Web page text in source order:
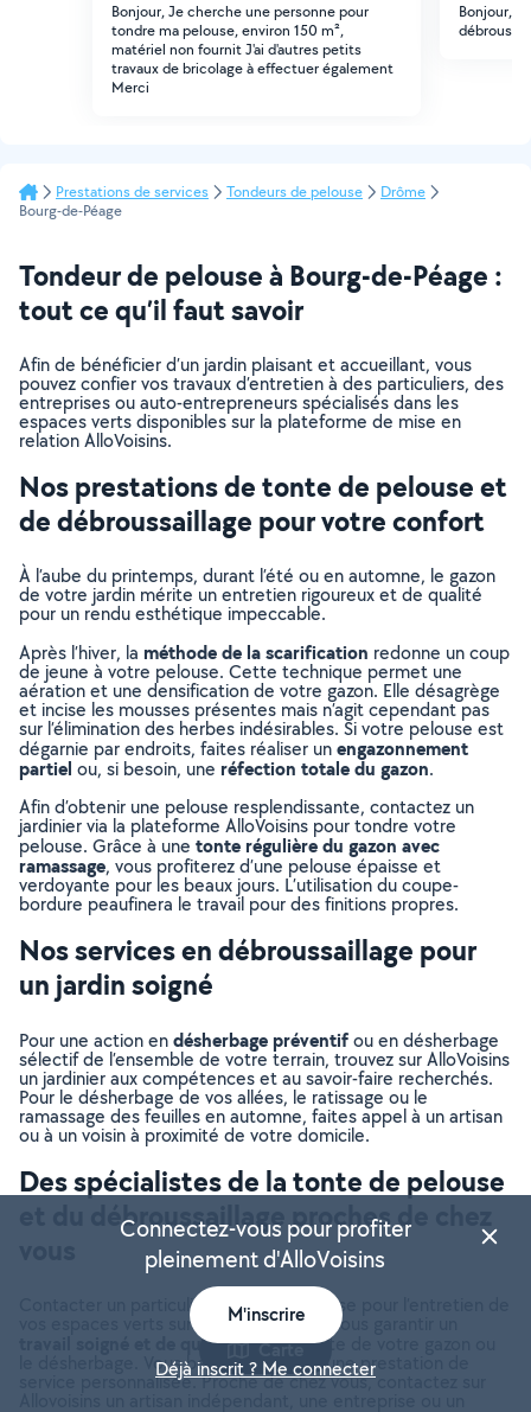
Bonjour, Je cherche une personne pour
tondre ma pelouse, environ 150 m²,
matériel non fournit J'ai d'autres petits
travaux de bricolage à effectuer également
Merci
Bonjour,
Prestations de services Tondeurs de pelouse
Drôme
Bourg-de-Péage
Tondeur de pelouse à Bourg-de-Péage :
tout ce qu’il faut savoir
Afin de bénéficier d’un jardin plaisant et accueillant, vous
pouvez confier vos travaux d’entretien à des particuliers, des
entreprises ou auto-entrepreneurs spécialisés dans les
espaces verts disponibles sur la plateforme de mise en
relation AlloVoisins.
Nos prestations de tonte de pelouse et
de débroussaillage pour votre confort
À l’aube du printemps, durant l’été ou en automne, le gazon
de votre jardin mérite un entretien rigoureux et de qualité
pour un rendu esthétique impeccable.
Après l’hiver, la méthode de la scarification redonne un coup
de jeune à votre pelouse. Cette technique permet une
aération et une densification de votre gazon. Elle désagrège
et incise les mousses présentes mais n’agit cependant pas
sur l’élimination des herbes indésirables. Si votre pelouse est
dégarnie par endroits, faites réaliser unengazonnement
partiel ou, si besoin, une réfection totale du gazon.
Afin d’obtenir une pelouse resplendissante, contactez un
jardinier via la plateforme AlloVoisins pour tondre votre
pelouse. Grâce à une tonte régulière du gazon avec
ramassage, vous profiterez d’une pelouse épaisse et
verdoyante pour les beaux jours. L’utilisation du coupe-
bordure peaufinera le travail pour des finitions propres.
Nos services en débroussaillage pour
un jardin soigné
Pour une action endésherbage préventifou en désherbage
sélectif de l’ensemble de votre terrain, trouvez sur AlloVoisins
un jardinier aux compétences et au savoir-faire recherchés.
Pour le désherbage de vos allées, le ratissage ou le
ramassage des feuilles en automne, faites appel à un artisan
ou à un voisin à proximité de votre domicile.
Des spécialistes de la tonte de pelouse
et du débroussaillage proches de chez
Contacter un particulier ou une entreprise pour l’entretien de
vos espaces verts sur AlloVoisins, c’est vous garantir un
travail soigné et de qualitépour la tonte de votre gazon ou
le désherbage. Vous bénéficiez ainsi d’une prestation de
service personnalisée. Proche de chez vous, contactez sur
Carte
Connectez-vous pour profiter
pleinement d'AlloVoisins
M'inscrire
Déjà inscrit ? Me connecter